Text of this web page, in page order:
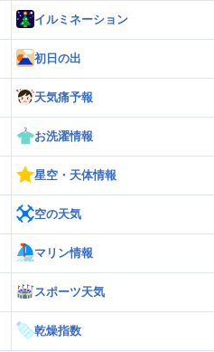
イルミネーション
初日の出
天気痛予報
お洗濯情報
星空・天体情報
空の天気
マリン情報
スポーツ天気
乾燥指数